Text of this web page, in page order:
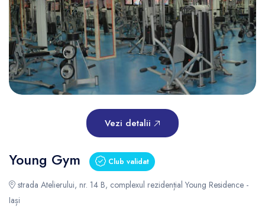
Vezi detalii
Young Gym Club validat
strada Atelierului, nr. 14 B, complexul rezidențial Young Residence -
Iași